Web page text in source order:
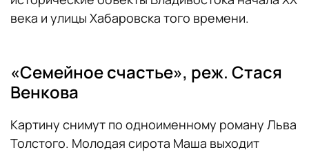
века и улицы Хабаровска того времени.
«Семейное счастье», реж. Стася
Венкова
Картину снимут по одноименному роману Льва
Толстого. Молодая сирота Маша выходит